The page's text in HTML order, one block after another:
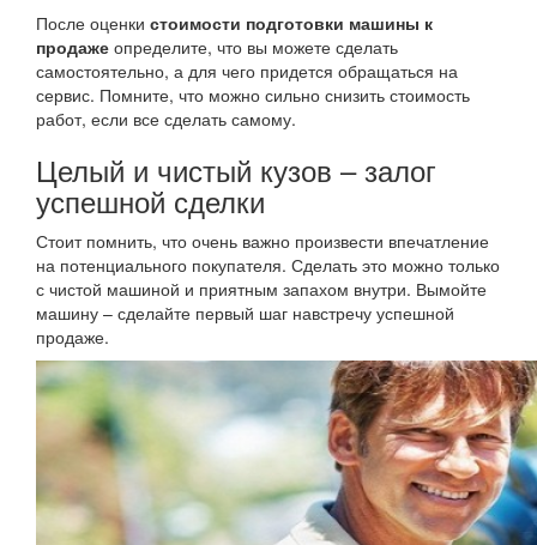
После оценки стоимости подготовки машины к
продаже определите, что вы можете сделать
самостоятельно, а для чего придется обращаться на
сервис. Помните, что можно сильно снизить стоимость
работ, если все сделать самому.
Целый и чистый кузов – залог
успешной сделки
Стоит помнить, что очень важно произвести впечатление
на потенциального покупателя. Сделать это можно только
с чистой машиной и приятным запахом внутри. Вымойте
машину – сделайте первый шаг навстречу успешной
продаже.